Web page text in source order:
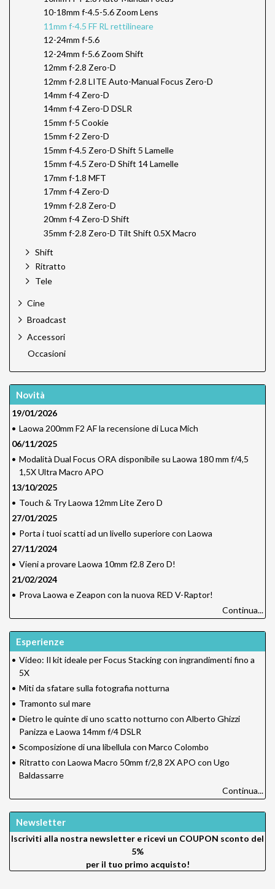
10-18mm f-4.5-5.6 Zoom Lens
11mm f-4.5 FF RL rettilineare
12-24mm f-5.6
12-24mm f-5.6 Zoom Shift
12mm f-2.8 Zero-D
12mm f-2.8 LITE Auto-Manual Focus Zero-D
14mm f-4 Zero-D
14mm f-4 Zero-D DSLR
15mm f-5 Cookie
15mm f-2 Zero-D
15mm f-4.5 Zero-D Shift 5 Lamelle
15mm f-4.5 Zero-D Shift 14 Lamelle
17mm f-1.8 MFT
17mm f-4 Zero-D
19mm f-2.8 Zero-D
20mm f-4 Zero-D Shift
35mm f-2.8 Zero-D Tilt Shift 0.5X Macro
Shift
Ritratto
Tele
Cine
Broadcast
Accessori
Occasioni
Novità
19/01/2026
• Laowa 200mm F2 AF la recensione di Luca Mich
06/11/2025
• Modalità Dual Focus ORA disponibile su Laowa 180 mm f/4,5
1,5X Ultra Macro APO
13/10/2025
• Touch & Try Laowa 12mm Lite Zero D
27/01/2025
• Porta i tuoi scatti ad un livello superiore con Laowa
27/11/2024
• Vieni a provare Laowa 10mm f2.8 Zero D!
21/02/2024
• Prova Laowa e Zeapon con la nuova RED V-Raptor!
Continua...
Esperienze
• Video: Il kit ideale per Focus Stacking con ingrandimenti fino a
5X
• Miti da sfatare sulla fotografia notturna
• Tramonto sul mare
• Dietro le quinte di uno scatto notturno con Alberto Ghizzi
Panizza e Laowa 14mm f/4 DSLR
• Scomposizione di una libellula con Marco Colombo
• Ritratto con Laowa Macro 50mm f/2,8 2X APO con Ugo
Baldassarre
Continua...
Newsletter
Iscriviti alla nostra newsletter e ricevi un COUPON sconto del
5%
per il tuo primo acquisto!